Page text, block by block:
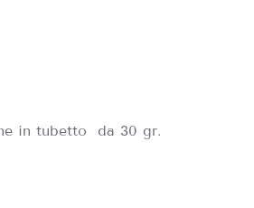
in tubetto da 30 gr.